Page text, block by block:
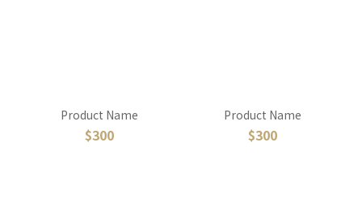
Product Name
$300
Product Name
$300